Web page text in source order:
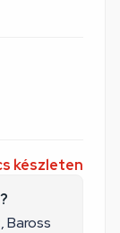
készleten
Baross